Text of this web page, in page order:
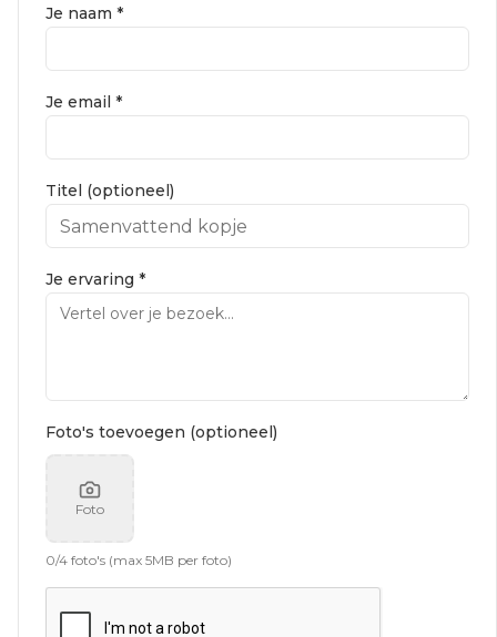
Je naam *
Je email *
Titel (optioneel)
Je ervaring *
Foto's toevoegen (optioneel)
Foto
0/4 foto's (max 5MB per foto)